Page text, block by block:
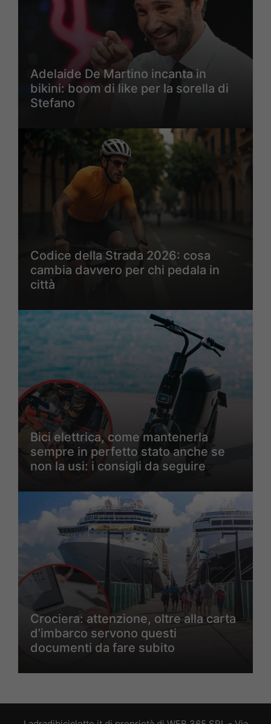
Adelaide De Martino incanta in
bikini: boom di like per la sorella di
Stefano
Codice della Strada 2026: cosa
cambia davvero per chi pedala in
città
Bici elettrica, come mantenerla
sempre in perfetto stato anche se
non la usi: i consigli da seguire
Crociera: attenzione, oltre alla carta
d’imbarco servono questi
documenti da fare subito